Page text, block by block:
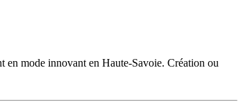
mode innovant en Haute-Savoie. Création ou